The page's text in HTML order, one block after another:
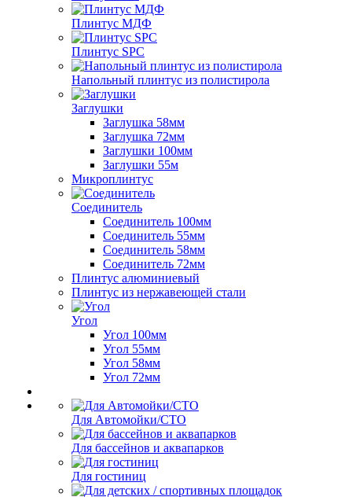
Плинтус МДФ
Плинтус SPC
Напольный плинтус из полистирола
Заглушки
Заглушка 58мм
Заглушка 72мм
Заглушки 100мм
Заглушки 55м
Микроплинтус
Соединитель
Соединитель 100мм
Соединитель 55мм
Соединитель 58мм
Соединитель 72мм
Плинтус алюминиевый
Плинтус из нержавеющей стали
Угол
Угол 100мм
Угол 55мм
Угол 58мм
Угол 72мм
Для Автомойки/СТО
Для бассейнов и аквапарков
Для гостиниц